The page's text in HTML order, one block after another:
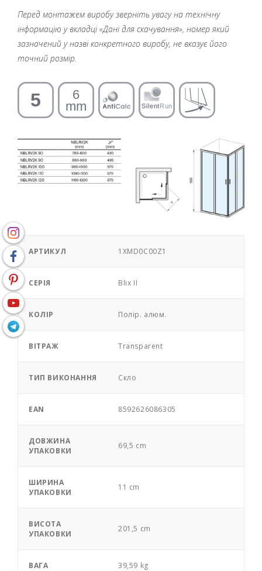
Перед монтажем виробу зверніть увагу на технічну
інформацію у вкладці «Дані для скачування», номер який
зазначений у назві конкретного виробу, не вказує його
точний розмір.
АРТИКУЛ 1XMD0C00Z1
СЕРІЯ Blix II
КОЛІР Полір. алюм.
ВІТРАЖ Transparent
ТИП ВИКОНАННЯ Скло
EAN 8592626086305
ДОВЖИНА
УПАКОВКИ
69,5 cm
ШИРИНА
УПАКОВКИ
11 cm
ВИСОТА
УПАКОВКИ
201,5 cm
ВАГА 39,59 kg